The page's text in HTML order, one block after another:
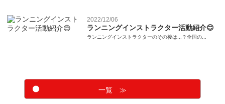
2022/12/06
ランニングインストラクター活動紹介😊
ランニングインストラクターのその後は...？全国の...
一覧 ≫